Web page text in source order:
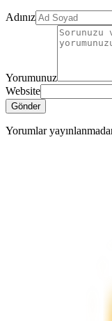
Adınız
Yorumunuz
Website
Gönder
Yorumlar